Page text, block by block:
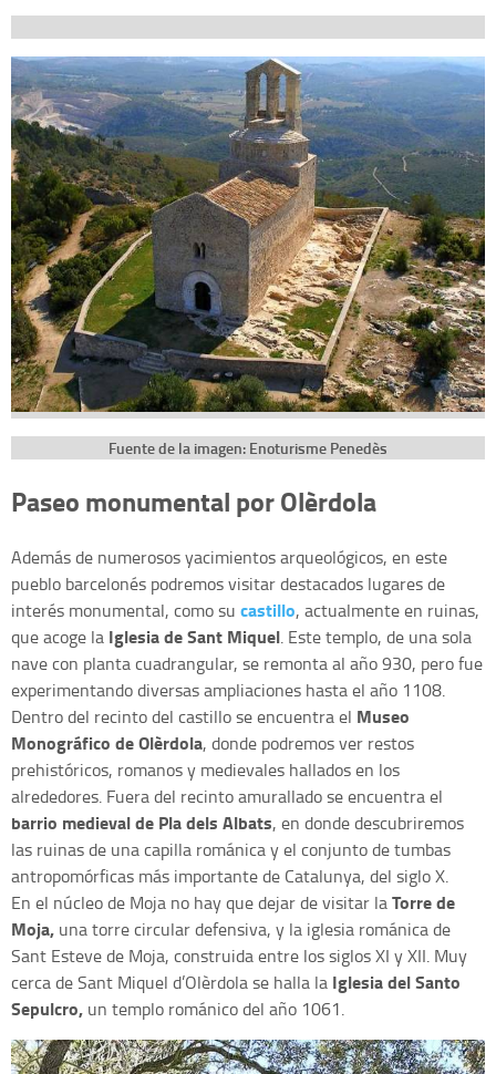
Fuente de la imagen: Enoturisme Penedès
Paseo monumental por Olèrdola
Además de numerosos yacimientos arqueológicos, en este
pueblo barcelonés podremos visitar destacados lugares de
interés monumental, como su castillo, actualmente en ruinas,
que acoge la Iglesia de Sant Miquel. Este templo, de una sola
nave con planta cuadrangular, se remonta al año 930, pero fue
experimentando diversas ampliaciones hasta el año 1108.
Dentro del recinto del castillo se encuentra el Museo
Monográfico de Olèrdola, donde podremos ver restos
prehistóricos, romanos y medievales hallados en los
alrededores. Fuera del recinto amurallado se encuentra el
barrio medieval de Pla dels Albats, en donde descubriremos
las ruinas de una capilla románica y el conjunto de tumbas
antropomórficas más importante de Catalunya, del siglo X.
En el núcleo de Moja no hay que dejar de visitar laTorre de
Moja, una torre circular defensiva, y la iglesia románica de
Sant Esteve de Moja, construida entre los siglos XI y XII. Muy
cerca de Sant Miquel d’Olèrdola se halla la Iglesia del Santo
Sepulcro, un templo románico del año 1061.